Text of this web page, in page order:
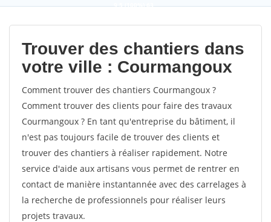
9,5(100%)63
votes
Trouver des chantiers dans
votre ville : Courmangoux
Comment trouver des chantiers Courmangoux ?
Comment trouver des clients pour faire des travaux
Courmangoux ? En tant qu'entreprise du bâtiment, il
n'est pas toujours facile de trouver des clients et
trouver des chantiers à réaliser rapidement. Notre
service d'aide aux artisans vous permet de rentrer en
contact de manière instantannée avec des carrelages à
la recherche de professionnels pour réaliser leurs
projets travaux.